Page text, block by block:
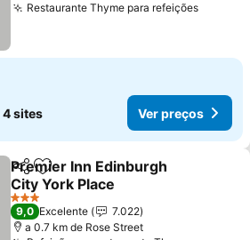
Restaurante Thyme para refeições
4 sites Ver preços
PartilharAdicionar aos favoritos
Premier Inn Edinburgh
City York Place
3 Estrelas
9,0 Excelente
7.022
a 0.7 km de Rose Street